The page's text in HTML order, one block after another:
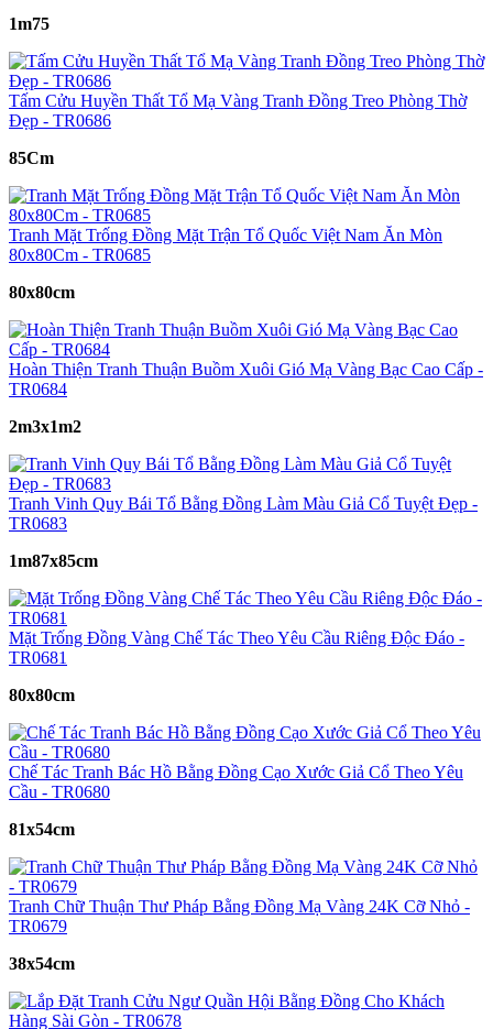
1m75
Tấm Cửu Huyền Thất Tổ Mạ Vàng Tranh Đồng Treo Phòng Thờ
Đẹp - TR0686
85Cm
Tranh Mặt Trống Đồng Mặt Trận Tổ Quốc Việt Nam Ăn Mòn
80x80Cm - TR0685
80x80cm
Hoàn Thiện Tranh Thuận Buồm Xuôi Gió Mạ Vàng Bạc Cao Cấp -
TR0684
2m3x1m2
Tranh Vinh Quy Bái Tổ Bằng Đồng Làm Màu Giả Cổ Tuyệt Đẹp -
TR0683
1m87x85cm
Mặt Trống Đồng Vàng Chế Tác Theo Yêu Cầu Riêng Độc Đáo -
TR0681
80x80cm
Chế Tác Tranh Bác Hồ Bằng Đồng Cạo Xước Giả Cổ Theo Yêu
Cầu - TR0680
81x54cm
Tranh Chữ Thuận Thư Pháp Bằng Đồng Mạ Vàng 24K Cỡ Nhỏ -
TR0679
38x54cm